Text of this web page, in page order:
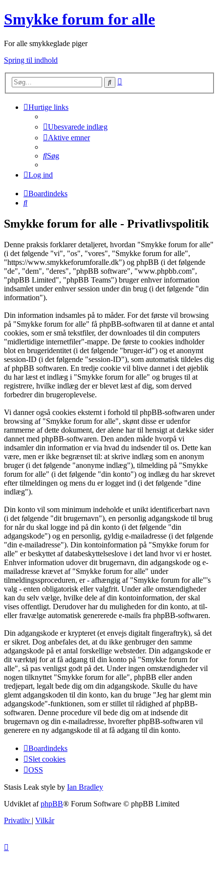
Smykke forum for alle
For alle smykkeglade piger
Spring til indhold
Søg
Hurtige links
Ubesvarede indlæg
Aktive emner
Søg
Log ind
Boardindeks
Søg
Smykke forum for alle - Privatlivspolitik
Denne praksis forklarer detaljeret, hvordan "Smykke forum for alle"
(i det følgende "vi", "os", "vores", "Smykke forum for alle",
"https://www.smykkeforumforalle.dk") og phpBB (i det følgende
"de", "dem", "deres", "phpBB software", "www.phpbb.com",
"phpBB Limited", "phpBB Teams") bruger enhver information
indsamlet under enhver session under din brug (i det følgende "din
information").
Din information indsamles på to måder. For det første vil browsing
på "Smykke forum for alle" få phpBB-softwaren til at danne et antal
cookies, som er små tekstfiler, der downloades til din computers
"midlertidige internetfiler"-mappe. De første to cookies indholder
blot en brugeridentitet (i det følgende "bruger-id") og et anonymt
session-ID (i det følgende "session-ID"), som automatisk tildeles dig
af phpBB softwaren. En tredje cookie vil blive dannet i det øjeblik
du har læst et indlæg i "Smykke forum for alle" og bruges til at
registrere, hvilke indlæg der er blevet læst af dig, som derved
forbedrer din brugeroplevelse.
Vi danner også cookies eksternt i forhold til phpBB-softwaren under
browsing af "Smykke forum for alle", skønt disse er udenfor
rammerne af dette dokument, der alene har til hensigt at dække sider
dannet med phpBB-softwaren. Den anden måde hvorpå vi
indsamler din information er via hvad du indsender til os. Dette kan
være, men er ikke begrænset til: at skrive indlæg som en anonym
bruger (i det følgende "anonyme indlæg"), tilmelding på "Smykke
forum for alle" (i det følgende "din konto") og indlæg du har skrevet
efter tilmeldingen og mens du er logget ind (i det følgende "dine
indlæg").
Din konto vil som minimum indeholde et unikt identificerbart navn
(i det følgende "dit brugernavn"), en personlig adgangskode til brug
for når du skal logge ind på din konto (i det følgende "din
adgangskode") og en personlig, gyldig e-mailadresse (i det følgende
"din e-mailadresse"). Din kontoinformation på "Smykke forum for
alle" er beskyttet af databeskyttelseslove i det land hvor vi er hostet.
Enhver information udover dit brugernavn, din adgangskode og e-
mailadresse krævet af "Smykke forum for alle" under
tilmeldingssproceduren, er - afhængig af "Smykke forum for alle"'s
valg - enten obligatorisk eller valgfrit. Under alle omstændigheder
kan du selv vælge, hvilke dele af din kontoinformation, der skal
vises offentligt. Derudover har du muligheden for din konto, at til-
eller fravælge automatisk genererede e-mails fra phpBB-softwaren.
Din adgangskode er krypteret (et envejs digitalt fingeraftryk), så det
er sikret. Dog anbefales det, at du ikke genbruger den samme
adgangskode på et antal forskellige websteder. Din adgangskode er
dit værktøj for at få adgang til din konto på "Smykke forum for
alle", så pas venligst godt på det. Under ingen omstændigheder vil
nogen tilknyttet "Smykke forum for alle", phpBB eller anden
tredjepart, legalt bede dig om din adgangskode. Skulle du have
glemt adgangskoden til din konto, kan du bruge "Jeg har glemt min
adgangskode"-funktionen, som er stillet til rådighed af phpBB-
softwaren. Denne procedure vil bede dig om at indsende dit
brugernavn og din e-mailadresse, hvorefter phpBB-softwaren vil
generere en ny adgangskode til at få adgang til din konto.
Boardindeks
Slet cookies
OSS
Stasis Leak style by Ian Bradley
Udviklet afphpBB® Forum Software © phpBB Limited
Privatliv | Vilkår